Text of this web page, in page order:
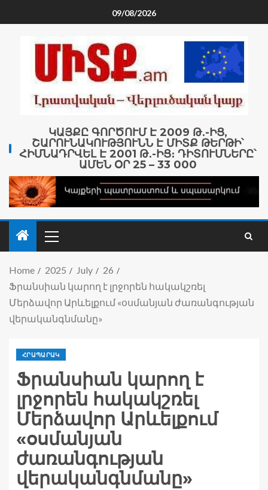
09/08/2026
ԿԱՅՔԸ ԳՈՐԾՈՒՄ Է 2009 Թ․-ԻՑ,
ՇԱՐՈՒՆԱԿՈՒԹՅՈՒՆՆ Է ՄԻՏՔ ԹԵՐԹԻ՝
ՀԻՄՆԱԴՐՎԵԼ Է 2001 Թ․-ԻՑ։ ԴԻՏՈՒՄՆԵՐԸ՝
ԱՄԵՆ ՕՐ 25 – 33 000
Home 2025 July
26
Ֆրանսիան կարող է լրջորեն հակակշռել
Մերձավոր Արևելքում «օսմանյան ժառանգության
վերականգնմանը»
ՀՐԱՊԱՐԱԿ
Ֆրանսիան կարող է
լրջորեն հակակշռել
Մերձավոր Արևելքում
«օսմանյան
ժառանգության
վերականգնմանը»